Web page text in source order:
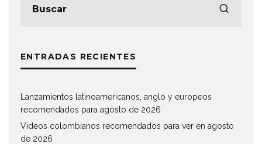
ENTRADAS RECIENTES
Lanzamientos latinoamericanos, anglo y europeos
recomendados para agosto de 2026
Videos colombianos recomendados para ver en agosto
de 2026